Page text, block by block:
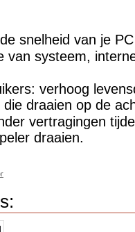
snelheid van je
van systeem,
verhoog
draaien op de
vertragingen
draaien.